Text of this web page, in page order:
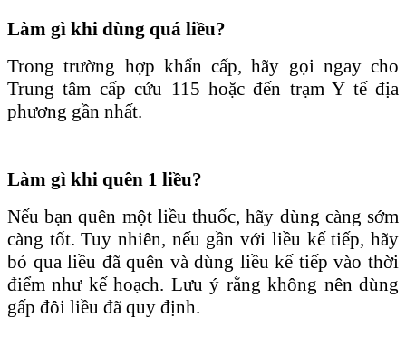
Làm gì khi dùng quá liều?
Trong trường hợp khẩn cấp, hãy gọi ngay cho
Trung tâm cấp cứu 115 hoặc đến trạm Y tế địa
phương gần nhất.
Làm gì khi quên 1 liều?
Nếu bạn quên một liều thuốc, hãy dùng càng sớm
càng tốt. Tuy nhiên, nếu gần với liều kế tiếp, hãy
bỏ qua liều đã quên và dùng liều kế tiếp vào thời
điểm như kế hoạch. Lưu ý rằng không nên dùng
gấp đôi liều đã quy định.